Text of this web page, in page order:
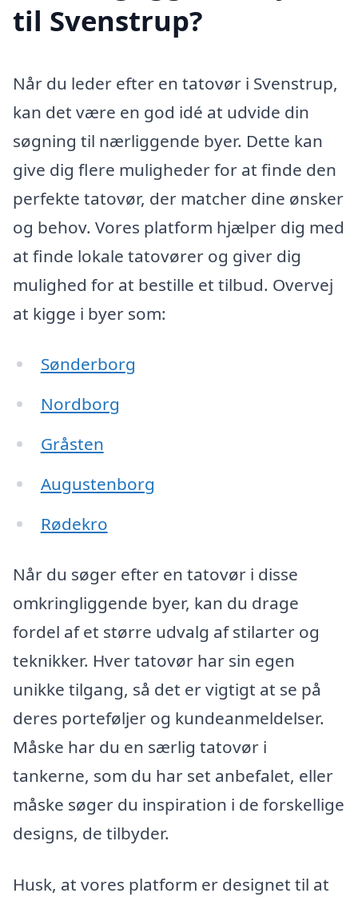
til Svenstrup?
Når du leder efter en tatovør i Svenstrup,
kan det være en god idé at udvide din
søgning til nærliggende byer. Dette kan
give dig flere muligheder for at finde den
perfekte tatovør, der matcher dine ønsker
og behov. Vores platform hjælper dig med
at finde lokale tatovører og giver dig
mulighed for at bestille et tilbud. Overvej
at kigge i byer som:
Sønderborg
Nordborg
Gråsten
Augustenborg
Rødekro
Når du søger efter en tatovør i disse
omkringliggende byer, kan du drage
fordel af et større udvalg af stilarter og
teknikker. Hver tatovør har sin egen
unikke tilgang, så det er vigtigt at se på
deres porteføljer og kundeanmeldelser.
Måske har du en særlig tatovør i
tankerne, som du har set anbefalet, eller
måske søger du inspiration i de forskellige
designs, de tilbyder.
Husk, at vores platform er designet til at